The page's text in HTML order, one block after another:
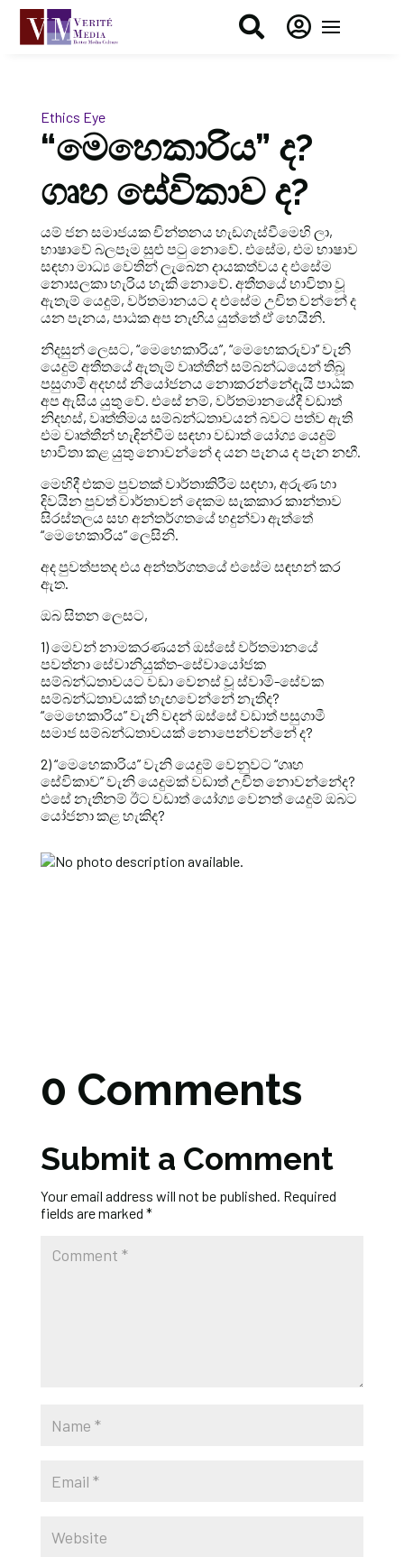
 
Ethics Eye
“මෙහෙකාරිය” ද?
ගෘහ සේවිකාව ද?
යම් ජන සමාජයක චින්තනය හැඩගැස්වීමෙහි ලා,
භාෂාවේ බලපෑම සුළු පටු නොවේ. එසේම, එම භාෂාව
සඳහා මාධ්‍ය වෙතින් ලැබෙන දායකත්වය ද එසේම
නොසලකා හැරිය හැකි නොවේ. අතීතයේ භාවිතා වූ
ඇතැම් යෙදුම්, වර්තමානයට ද එසේම උචිත වන්නේ ද
යන පැනය, පාඨක අප නැඟිය යුත්තේ ඒ හෙයිනි.
නිදසුන් ලෙසට, “මෙහෙකාරිය”, “මෙහෙකරුවා” වැනි
යෙදුම් අතීතයේ ඇතැම් වෘත්තීන් සම්බන්ධයෙන් තිබූ
පසුගාමී අදහස් නියෝජනය නොකරන්නේදැයි පාඨක
අප ඇසිය යුතු වේ. එසේ නම්, වර්තමානයේදී වඩාත්
නිදහස්, වෘත්තිමය සම්බන්ධතාවයන් බවට පත්ව ඇති
එම වෘත්තීන් හැඳින්වීම සඳහා වඩාත් යෝග්‍ය යෙදුම්
භාවිතා කළ යුතු නොවන්නේ ද යන පැනය ද පැන නඟී.
මෙහිදී එකම පුවතක් වාර්තාකිරීම සඳහා, අරුණ හා
දිවයින පුවත් වාර්තාවන් දෙකම සැකකාර කාන්තාව
සිරස්තලය සහ අන්තර්ගතයේ හදුන්වා ඇත්තේ
“මෙහෙකාරිය” ලෙසිනි.
අද පුවත්පතද එය අන්තර්ගතයේ එසේම සඳහන් කර
ඇත.
ඔබ සිතන ලෙසට,
1) මෙවන් නාමකරණයන් ඔස්සේ වර්තමානයේ
පවත්නා සේවානියුක්ත-සේවායෝජක
සම්බන්ධතාවයට වඩා වෙනස් වූ ස්වාමි-සේවක
සම්බන්ධතාවයක් හැඟවෙන්නේ නැතිද?
“මෙහෙකාරිය” වැනි වදන් ඔස්සේ වඩාත් පසුගාමී
සමාජ සම්බන්ධතාවයක් නොපෙන්වන්නේ ද?
2) “මෙහෙකාරිය” වැනි යෙදුම් වෙනුවට “ගෘහ
සේවිකාව” වැනි යෙදුමක් වඩාත් උචිත නොවන්නේද?
එසේ නැතිනම් ඊට වඩාත් යෝග්‍ය වෙනත් යෙදුම් ඔබට
යෝජනා කළ හැකිද?
0 Comments
Submit a Comment
Your email address will not be published. Required
fields are marked *